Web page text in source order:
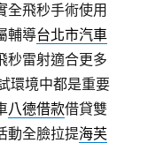
全飛秒手術使用
輔導台北市汽車
秒雷射適合更多
環境中都是重要
八德借款借貸雙
動全臉拉提海芙